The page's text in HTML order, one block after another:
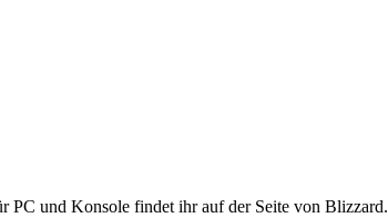
PC und Konsole findet ihr auf der Seite von Blizzard.